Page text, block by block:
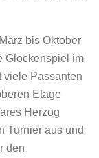
bis Oktober
Glockenspiel im
viele Passanten
Etage
Herzog
Turnier aus und
den